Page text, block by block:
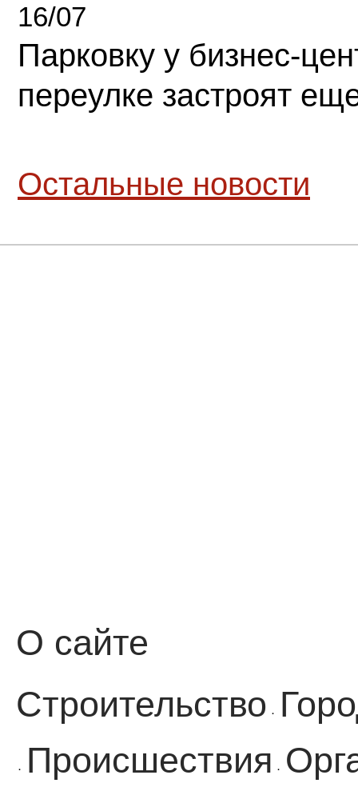
16/07
Парковку у бизнес-
переулке застроят
Остальные новости
О сайте
Строительство ·
· Происшествия ·